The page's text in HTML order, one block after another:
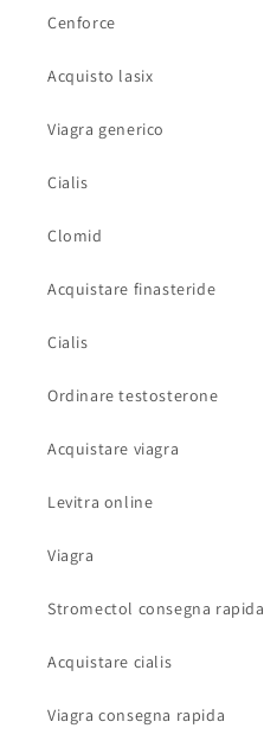
Cenforce
Acquisto lasix
Viagra generico
Cialis
Clomid
Acquistare finasteride
Cialis
Ordinare testosterone
Acquistare viagra
Levitra online
Viagra
Stromectol consegna rapida
Acquistare cialis
Viagra consegna rapida